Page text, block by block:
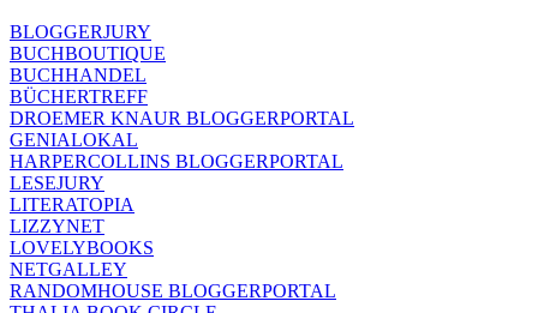
BLOGGERJURY
BUCHBOUTIQUE
BUCHHANDEL
BÜCHERTREFF
DROEMER KNAUR BLOGGERPORTAL
GENIALOKAL
HARPERCOLLINS BLOGGERPORTAL
LESEJURY
LITERATOPIA
LIZZYNET
LOVELYBOOKS
NETGALLEY
RANDOMHOUSE BLOGGERPORTAL